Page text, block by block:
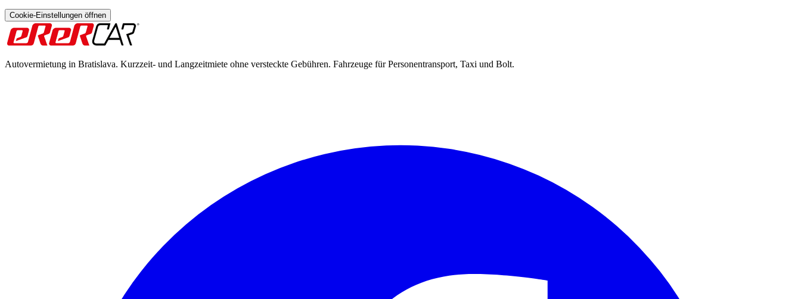
Cookie-Einstellungen öffnen
Autovermietung in Bratislava. Kurzzeit- und Langzeitmiete ohne versteckte Gebühren. Fahrzeuge für Personentransport, Taxi und Bolt.